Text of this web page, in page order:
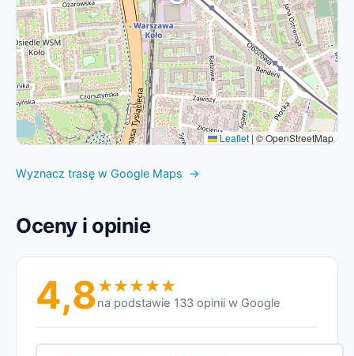
Leaflet | © OpenStreetMap
Wyznacz trasę w Google Maps →
Oceny i opinie
4,8na podstawie 133 opinii w Google